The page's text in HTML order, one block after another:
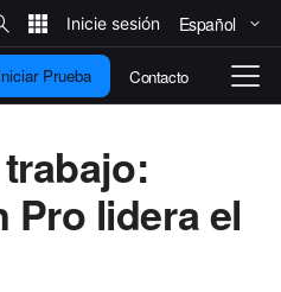
e
ne
i
Español
C
a
Prueba Contacto
Pro lidera el